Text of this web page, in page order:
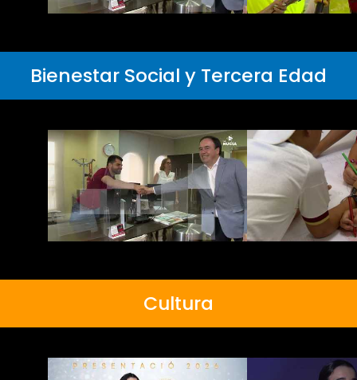
Bienestar Social y Tercera Edad
Cultura